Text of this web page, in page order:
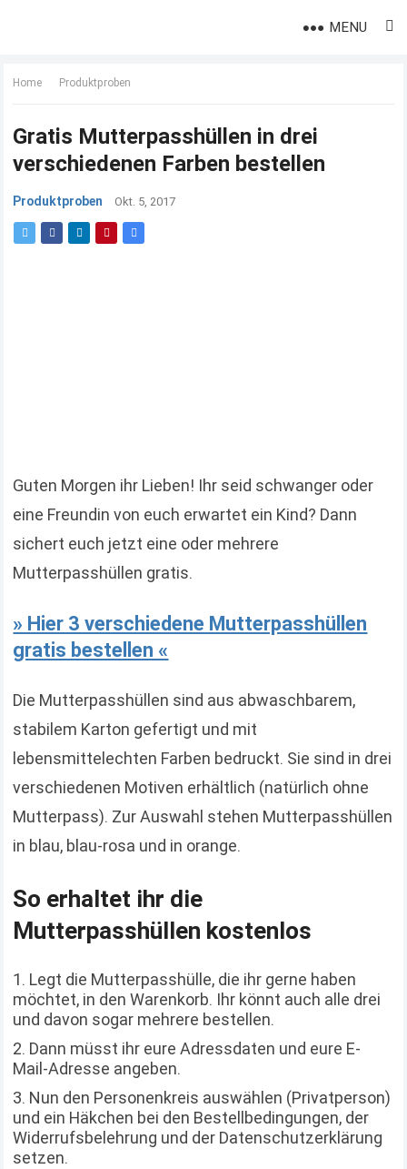
MENU
Home Produktproben
Gratis Mutterpasshüllen in drei
verschiedenen Farben bestellen
Produktproben Okt. 5, 2017
Guten Morgen ihr Lieben! Ihr seid schwanger oder
eine Freundin von euch erwartet ein Kind? Dann
sichert euch jetzt eine oder mehrere
Mutterpasshüllen gratis.
» Hier 3 verschiedene Mutterpasshüllen
gratis bestellen «
Die Mutterpasshüllen sind aus abwaschbarem,
stabilem Karton gefertigt und mit
lebensmittelechten Farben bedruckt. Sie sind in drei
verschiedenen Motiven erhältlich (natürlich ohne
Mutterpass). Zur Auswahl stehen Mutterpasshüllen
in blau, blau-rosa und in orange.
So erhaltet ihr die
Mutterpasshüllen kostenlos
Legt die Mutterpasshülle, die ihr gerne haben
möchtet, in den Warenkorb. Ihr könnt auch alle drei
und davon sogar mehrere bestellen.
Dann müsst ihr eure Adressdaten und eure E-
Mail-Adresse angeben.
Nun den Personenkreis auswählen (Privatperson)
und ein Häkchen bei den Bestellbedingungen, der
Widerrufsbelehrung und der Datenschutzerklärung
setzen.